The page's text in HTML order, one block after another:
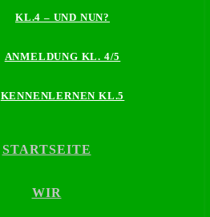
KL.4 – UND NUN?
ANMELDUNG KL. 4/5
KENNENLERNEN KL.5
STARTSEITE
WIR